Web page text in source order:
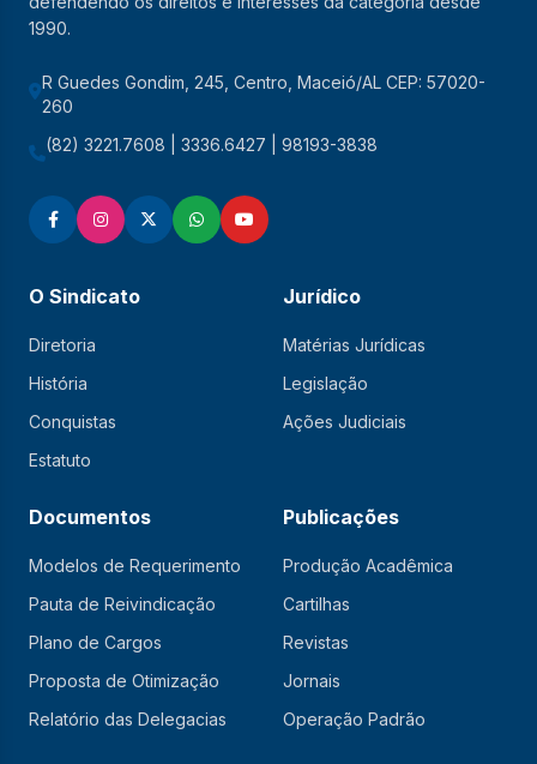
1990.
R Guedes Gondim, 245, Centro, Maceió/AL CEP: 57020-
260
(82) 3221.7608 | 3336.6427 | 98193-3838
O Sindicato
Diretoria
História
Conquistas
Estatuto
Jurídico
Matérias Jurídicas
Legislação
Ações Judiciais
Documentos
Modelos de Requerimento
Pauta de Reivindicação
Plano de Cargos
Proposta de Otimização
Relatório das Delegacias
Publicações
Produção Acadêmica
Cartilhas
Revistas
Jornais
Operação Padrão